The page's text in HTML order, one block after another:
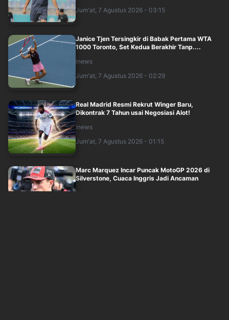
Jum'at, 7 Agustus 2026 - 03:15
Janice Tjen Tersingkir di Babak Pertama WTA
1000 Toronto, Set Kedua Berakhir Tanp....
inews
Jum'at, 7 Agustus 2026 - 02:29
Real Madrid Resmi Rekrut Winger Baru,
Dikontrak 7 Tahun usai Negosiasi Alot!
inews
Jum'at, 7 Agustus 2026 - 01:15
Marc Marquez Incar Puncak MotoGP 2026 di
Silverstone, Cuaca Inggris Jadi Ancaman
inews